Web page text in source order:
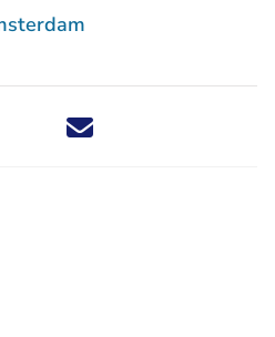
Deel dit nieuwsbericht via X -
Deel dit nieuwsbericht via
Deel dit nieuwsbericht
Deel dit